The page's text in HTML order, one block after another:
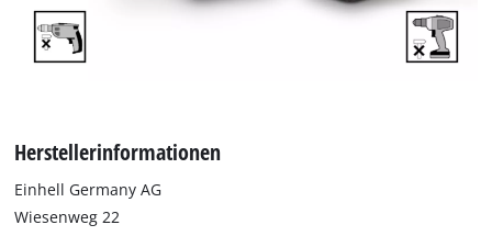
Herstellerinformationen
Einhell Germany AG
Wiesenweg 22